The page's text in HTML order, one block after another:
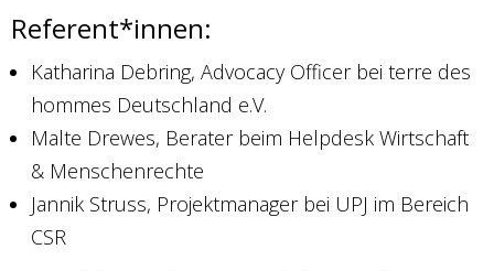
Referent*innen:
Katharina Debring, Advocacy Officer bei terre des
hommes Deutschland e.V.
Malte Drewes, Berater beim Helpdesk Wirtschaft
& Menschenrechte
Jannik Struss, Projektmanager bei UPJ im Bereich
CSR